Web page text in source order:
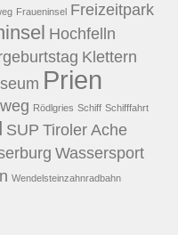
Fraueninsel Freizeitpark
Hochfelln
Klettern
Prien
Rödlgries Schiff Schifffahrt
SUP Tiroler Ache
Wassersport
Wendelsteinzahnradbahn